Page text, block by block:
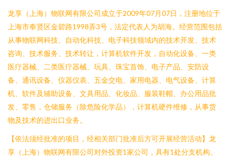
龙享（上海）物联网有限公司成立于2009年07月07日，注册地位于
上海市奉贤区金碧路1998弄3号，法定代表人为胡海。经营范围包括
从事物联网科技、自动化科技、电子科技领域内的技术开发、技术
咨询、技术服务、技术转让，计算机软件开发，自动化设备、一类
医疗器械、二类医疗器械、玩具、珠宝首饰、电子产品、安防设
备、通讯设备、仪器仪表、五金交电、家用电器、电气设备、计算
机、软件及辅助设备、文具用品、化妆品、服装鞋帽、办公用品批
发、零售，仓储服务（除危险化学品），计算机硬件维修，从事货
物及技术的进出口业务。
【依法须经批准的项目，经相关部门批准后方可开展经营活动】龙
享（上海）物联网有限公司对外投资1家公司，具有1处分支机构。